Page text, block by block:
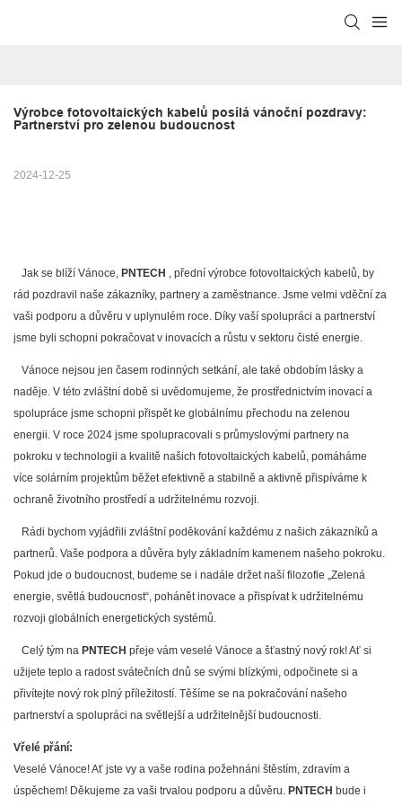
Výrobce fotovoltaických kabelů posílá vánoční pozdravy:
Partnerství pro zelenou budoucnost
2024-12-25
Jak se blíží Vánoce, PNTECH , přední výrobce fotovoltaických kabelů, by
rád pozdravil naše zákazníky, partnery a zaměstnance. Jsme velmi vděční za
vaši podporu a důvěru v uplynulém roce. Díky vaší spolupráci a partnerství
jsme byli schopni pokračovat v inovacích a růstu v sektoru čisté energie.
Vánoce nejsou jen časem rodinných setkání, ale také obdobím lásky a
naděje. V této zvláštní době si uvědomujeme, že prostřednictvím inovací a
spolupráce jsme schopni přispět ke globálnímu přechodu na zelenou
energii. V roce 2024 jsme spolupracovali s průmyslovými partnery na
pokroku v technologii a kvalitě našich fotovoltaických kabelů, pomáháme
více solárním projektům běžet efektivně a stabilně a aktivně přispíváme k
ochraně životního prostředí a udržitelnému rozvoji.
Rádi bychom vyjádřili zvláštní poděkování každému z našich zákazníků a
partnerů. Vaše podpora a důvěra byly základním kamenem našeho pokroku.
Pokud jde o budoucnost, budeme se i nadále držet naší filozofie „Zelená
energie, světlá budoucnost“, pohánět inovace a přispívat k udržitelnému
rozvoji globálních energetických systémů.
Celý tým na PNTECH přeje vám veselé Vánoce a šťastný nový rok! Ať si
užijete teplo a radost svátečních dnů se svými blízkými, odpočinete si a
přivítejte nový rok plný příležitostí. Těšíme se na pokračování našeho
partnerství a spolupráci na světlejší a udržitelnější budoucnosti.
Vřelé přání:
Veselé Vánoce! Ať jste vy a vaše rodina požehnáni štěstím, zdravím a
úspěchem! Děkujeme za vaši trvalou podporu a důvěru. PNTECH bude i